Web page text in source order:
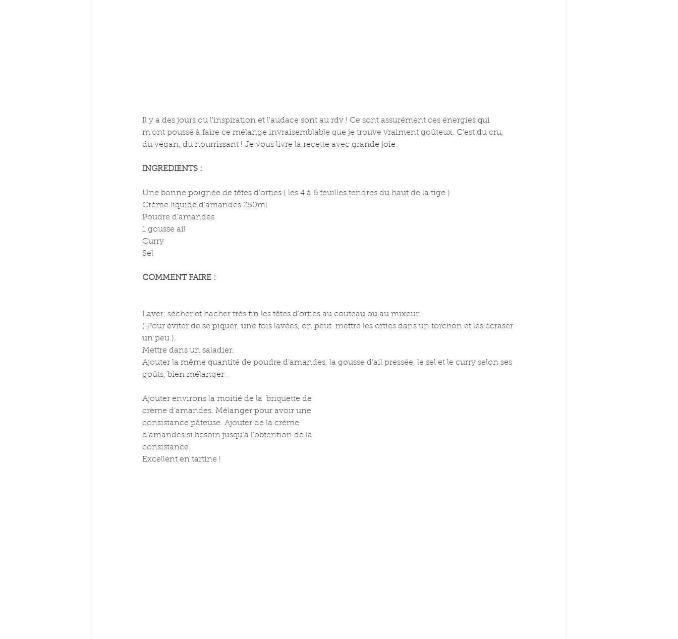
Il y a des jours ou l'inspiration et l'audace sont au rdv ! Ce sont assurément ces énergies qui
m'ont poussé à faire ce mélange invraisemblable que je trouve vraiment goûteux. C'est du cru,
du végan, du nourrissant ! Je vous livre la recette avec grande joie.
INGREDIENTS :
Une bonne poignée de têtes d’orties ( les 4 à 6 feuilles tendres du haut de la tige )
Crème liquide d’amandes 250ml
Poudre d’amandes
1 gousse ail
Curry
Sel
COMMENT FAIRE :
Laver, sécher et hacher très fin les têtes d’orties au couteau ou au mixeur.
( Pour éviter de se piquer, une fois lavées, on peut  mettre les orties dans un torchon et les écraser
un peu ).
Mettre dans un saladier.
Ajouter la même quantité de poudre d’amandes, la gousse d’ail pressée, le sel et le curry selon ses
goûts, bien mélanger .
Ajouter environs la moitié de la  briquette de
crème d’amandes. Mélanger pour avoir une
consistance pâteuse. Ajouter de la crème
d’amandes si besoin jusqu’à l’obtention de la
consistance.
Excellent en tartine !